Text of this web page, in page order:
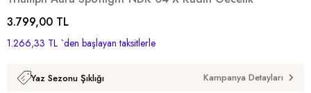
3.799,00 TL
1.266,33 TL `den başlayan taksitlerle
Yaz Sezonu Şıklığı Kampanya Detayları